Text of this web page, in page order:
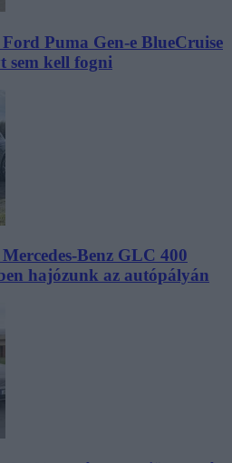
Puma Gen-e BlueCruise
sem kell fogni
Benz GLC 400
hajózunk az autópályán